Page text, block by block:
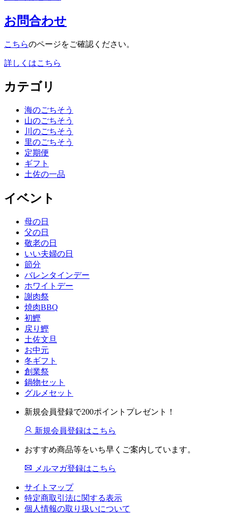
お問合わせ
こちらのページをご確認ください。
詳しくはこちら
カテゴリ
海のごちそう
山のごちそう
川のごちそう
里のごちそう
定期便
ギフト
土佐の一品
イベント
母の日
父の日
敬老の日
いい夫婦の日
節分
バレンタインデー
ホワイトデー
謝肉祭
焼肉BBQ
初鰹
戻り鰹
土佐文旦
お中元
冬ギフト
創業祭
鍋物セット
グルメセット
新規会員登録で200ポイントプレゼント！
新規会員登録はこちら
おすすめ商品等をいち早くご案内しています。
メルマガ登録はこちら
サイトマップ
特定商取引法に関する表示
個人情報の取り扱いについて